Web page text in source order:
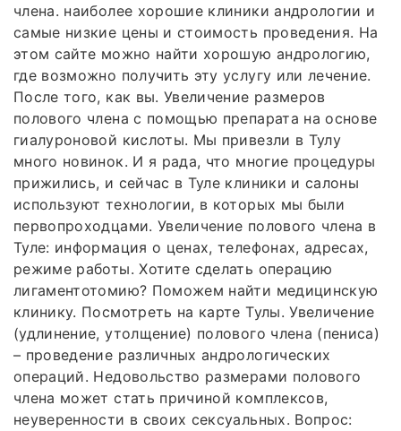
члена. наиболее хорошие клиники андрологии и
самые низкие цены и стоимость проведения. На
этом сайте можно найти хорошую андрологию,
где возможно получить эту услугу или лечение.
После того, как вы. Увеличение размеров
полового члена с помощью препарата на основе
гиалуроновой кислоты. Мы привезли в Тулу
много новинок. И я рада, что многие процедуры
прижились, и сейчас в Туле клиники и салоны
используют технологии, в которых мы были
первопроходцами. Увеличение полового члена в
Туле: информация о ценах, телефонах, адресах,
режиме работы. Хотите сделать операцию
лигаментотомию? Поможем найти медицинскую
клинику. Посмотреть на карте Тулы. Увеличение
(удлинение, утолщение) полового члена (пениса)
– проведение различных андрологических
операций. Недовольство размерами полового
члена может стать причиной комплексов,
неуверенности в своих сексуальных. Вопрос: